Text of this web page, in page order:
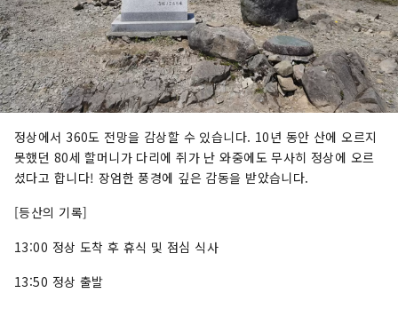
정상에서 360도 전망을 감상할 수 있습니다. 10년 동안 산에 오르지
못했던 80세 할머니가 다리에 쥐가 난 와중에도 무사히 정상에 오르
셨다고 합니다! 장엄한 풍경에 깊은 감동을 받았습니다.
[등산의 기록]
13:00 정상 도착 후 휴식 및 점심 식사
13:50 정상 출발